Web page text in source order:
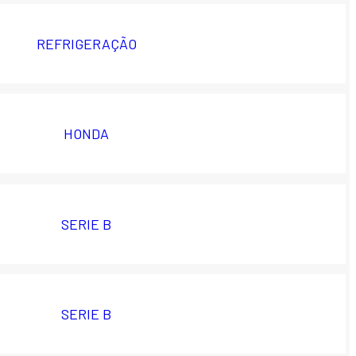
REFRIGERAÇÃO
HONDA
SERIE B
SERIE B